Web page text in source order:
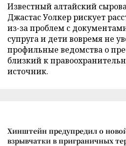
Известный алтайский
Джастас Уолкер рискует
из-за проблем с
супруга и дети вовремя не
профильные ведомства о
близкий к
источник.
Хинштейн предупредил о
взрывчатки в приграничных